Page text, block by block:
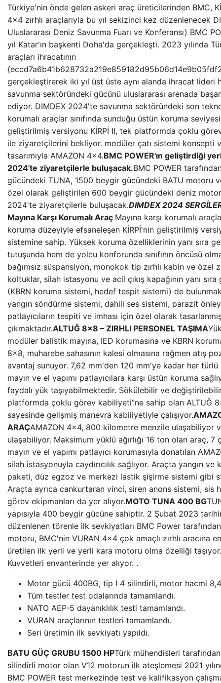
Türkiye'nin önde gelen askeri araç üreticilerinden BMC,
4×4 zırhlı araçlarıyla bu yıl sekizinci kez düzenlenecek
Uluslararası Deniz Savunma Fuarı ve Konferansı) BMC
yıl Katar'ın başkenti Doha'da gerçekleşti. 2023 yılında
araçları ihracatının
gerçekleştirerek iki yıl üst üste aynı alanda ihracat lideri
savunma sektöründeki gücünü uluslararası arenada
ediyor. DIMDEX 2024'te savunma sektöründeki son
korumalı araçlar sınıfında sunduğu üstün koruma
geliştirilmiş versiyonu KİRPİ II, tek platformda çoklu
ile ziyaretçilerini bekliyor. modüler çatı sistemi konsepti
tasarımıyla AMAZON 4×4.BMC POWER'ın geliştirdiği
2024'te ziyaretçilerle buluşacak.BMC POWER
gücündeki TUNA, 1500 beygir gücündeki BATU motoru
özel olarak geliştirilen 600 beygir gücündeki deniz
2024'te ziyaretçilerle buluşacak.DIMDEX 2024
Mayına Karşı Korumalı Araç Mayına karşı korumalı
koruma düzeyiyle efsaneleşen KİRPİ'nin geliştirilmiş
sistemine sahip. Yüksek koruma özelliklerinin yanı sıra
tutuşunda hem de yolcu konforunda sınıfının öncüsü
bağımsız süspansiyon, monokok tip zırhlı kabin ve özel
koltuklar, silah istasyonu ve acil çıkış kapağının yanı
(KBRN koruma sistemi, hedef tespit sistemi) de
yangın söndürme sistemi, dahili ses sistemi, parazit
patlayıcıların tespiti ve imhası için özel olarak
çıkmaktadır.ALTUĞ 8×8 – ZIRHLI PERSONEL TAŞIMA
modüler balistik mayına, IED korumasına ve KBRN
8×8, muharebe sahasının kalesi olmasına rağmen atış
avantaj sunuyor. 7,62 mm'den 120 mm'ye kadar her türlü
mayın ve el yapımı patlayıcılara karşı üstün koruma
faydalı yük taşıyabilmektedir. Sökülebilir ve
platformda çoklu görev kabiliyeti”ne sahip olan ALTUĞ
sayesinde gelişmiş manevra kabiliyetiyle çalışıyor.
ARAÇAMAZON 4×4, 800 kilometre menzile ulaşabiliyor
ulaşabiliyor. Maksimum yüklü ağırlığı 16 ton olan araç, 7
mayın ve el yapımı patlayıcı korumasıyla donatılan
silah istasyonuyla caydırıcılık sağlıyor. Araçta yangın
paketi, düz egzoz ve merkezi lastik şişirme sistemi gibi
Araçta ayrıca cankurtaran vinci, siren anons sistemi, sis
görev ekipmanları da yer alıyor.MOTO TUNA 400 BG
yapısıyla 400 beygir gücüne sahiptir. 2 Şubat 2023
düzenlenen törenle ilk sevkiyatları BMC Power
motoru, BMC'nin VURAN 4×4 çok amaçlı zırhlı aracına
üretilen ilk yerli ve yerli kara motoru olma özelliği
Kuvvetleri envanterinde yer alıyor. .
Motor gücü 400BG, tip I 4 silindirli, motor hacmi
Tüm testler test odalarında tamamlandı.
NATO AEP-5 dayanıklılık testi tamamlandı.
VURAN araçlarının testleri tamamlandı.
Seri üretimin ilk sevkiyatı yapıldı.
BATU GÜÇ GRUBU 1500 HPTürk mühendisleri
silindirli motor olan V12 motorun ilk ateşlemesi 2021
BMC POWER test merkezinde test ve kalifikasyon